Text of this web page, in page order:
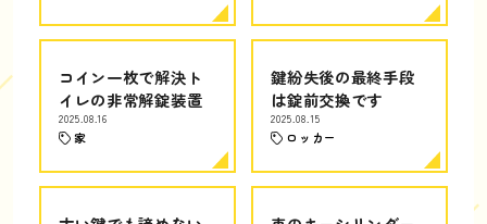
コイン一枚で解決ト
イレの非常解錠装置
2025.08.16
家
鍵紛失後の最終手段
は錠前交換です
2025.08.15
ロッカー